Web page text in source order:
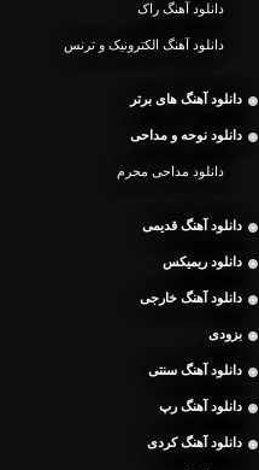
دانلود آهنگ راک
دانلود آهنگ الکترونیک و ترنس
دانلود آهنگ های برتر
دانلود نوحه و مداحی
دانلود مداحی محرم
دانلود آهنگ قدیمی
دانلود ریمیکس
دانلود آهنگ خارجی
بزودی
دانلود آهنگ سنتی
دانلود آهنگ رپ
دانلود آهنگ کردی